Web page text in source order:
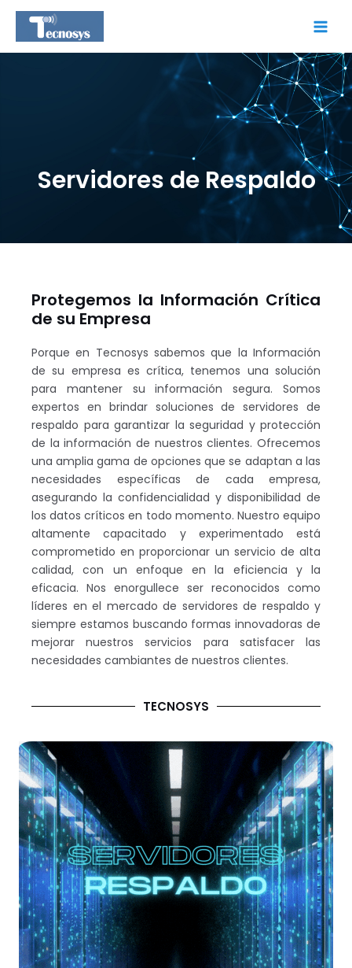
contenido
Servidores de Respaldo
Protegemos la Información Crítica
de su Empresa
Porque en Tecnosys sabemos que la Información
de su empresa es crítica, tenemos una solución
para mantener su información segura. Somos
expertos en brindar soluciones de servidores de
respaldo para garantizar la seguridad y protección
de la información de nuestros clientes. Ofrecemos
una amplia gama de opciones que se adaptan a las
necesidades específicas de cada empresa,
asegurando la confidencialidad y disponibilidad de
los datos críticos en todo momento. Nuestro equipo
altamente capacitado y experimentado está
comprometido en proporcionar un servicio de alta
calidad, con un enfoque en la eficiencia y la
eficacia. Nos enorgullece ser reconocidos como
líderes en el mercado de servidores de respaldo y
siempre estamos buscando formas innovadoras de
mejorar nuestros servicios para satisfacer las
necesidades cambiantes de nuestros clientes.
TECNOSYS